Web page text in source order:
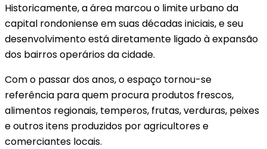
Historicamente, a área marcou o limite urbano da
capital rondoniense em suas décadas iniciais, e seu
desenvolvimento está diretamente ligado à expansão
dos bairros operários da cidade.
Com o passar dos anos, o espaço tornou-se
referência para quem procura produtos frescos,
alimentos regionais, temperos, frutas, verduras, peixes
e outros itens produzidos por agricultores e
comerciantes locais.